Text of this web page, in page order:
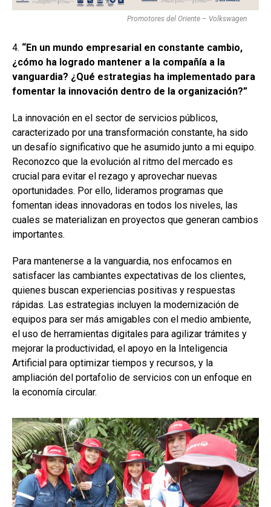
Promotores del Oriente – Volkswagen
4. “En un mundo empresarial en constante cambio,
¿cómo ha logrado mantener a la compañía a la
vanguardia? ¿Qué estrategias ha implementado para
fomentar la innovación dentro de la organización?”
La innovación en el sector de servicios públicos,
caracterizado por una transformación constante, ha sido
un desafío significativo que he asumido junto a mi equipo.
Reconozco que la evolución al ritmo del mercado es
crucial para evitar el rezago y aprovechar nuevas
oportunidades. Por ello, lideramos programas que
fomentan ideas innovadoras en todos los niveles, las
cuales se materializan en proyectos que generan cambios
importantes.
Para mantenerse a la vanguardia, nos enfocamos en
satisfacer las cambiantes expectativas de los clientes,
quienes buscan experiencias positivas y respuestas
rápidas. Las estrategias incluyen la modernización de
equipos para ser más amigables con el medio ambiente,
el uso de herramientas digitales para agilizar trámites y
mejorar la productividad, el apoyo en la Inteligencia
Artificial para optimizar tiempos y recursos, y la
ampliación del portafolio de servicios con un enfoque en
la economía circular.